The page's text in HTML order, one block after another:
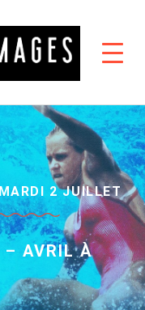
2 JUILLET
– AVRIL À